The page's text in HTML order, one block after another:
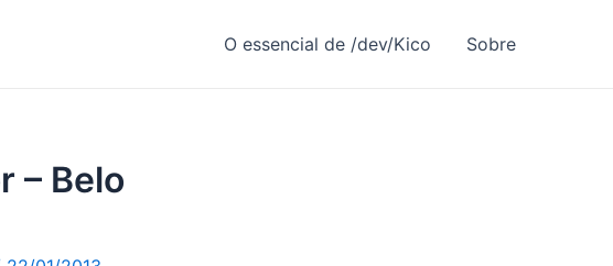
O essencial de /dev/Kico Sobre
– Belo